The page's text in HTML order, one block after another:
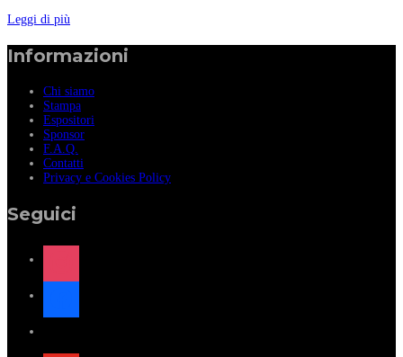
Leggi di più
Informazioni
Chi siamo
Stampa
Espositori
Sponsor
F.A.Q.
Contatti
Privacy e Cookies Policy
Seguici
instagram
facebook
x